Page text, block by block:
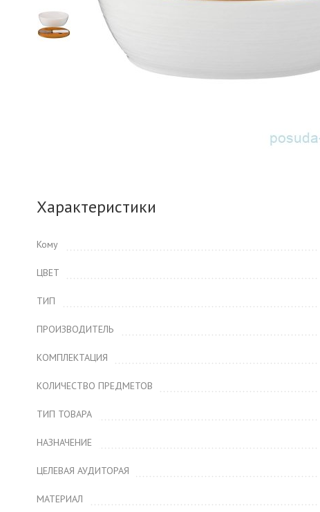
Характеристики
Кому
ЦВЕТ
ТИП
ПРОИЗВОДИТЕЛЬ
КОМПЛЕКТАЦИЯ
КОЛИЧЕСТВО ПРЕДМЕТОВ
ТИП ТОВАРА
НАЗНАЧЕНИЕ
ЦЕЛЕВАЯ АУДИТОРАЯ
МАТЕРИАЛ